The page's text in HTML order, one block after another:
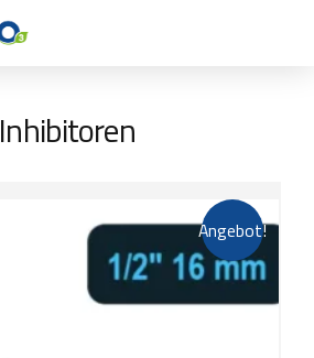
Inhibitoren
Angebot!